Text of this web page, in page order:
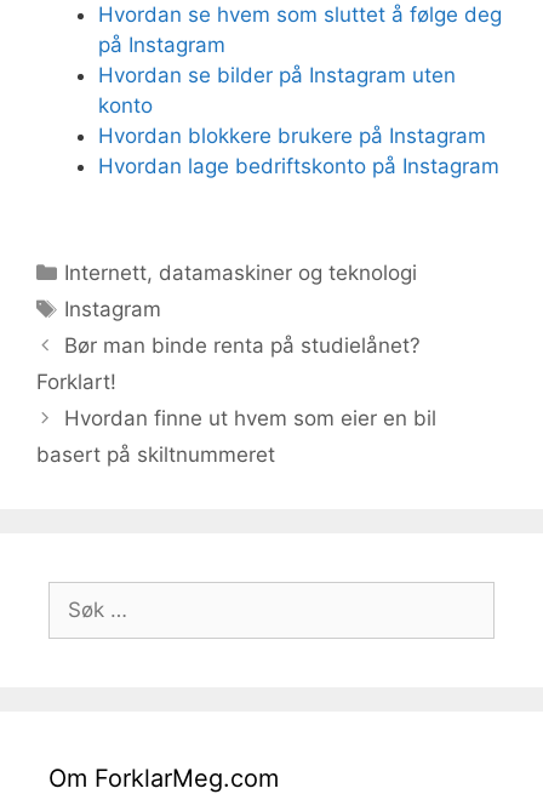
Hvordan se hvem som sluttet å følge deg
på Instagram
Hvordan se bilder på Instagram uten
konto
Hvordan blokkere brukere på Instagram
Hvordan lage bedriftskonto på Instagram
Kategorier
Internett, datamaskiner og teknologi
Stikkord
Instagram
Bør man binde renta på studielånet?
Forklart!
Hvordan finne ut hvem som eier en bil
basert på skiltnummeret
etter:
Om ForklarMeg.com